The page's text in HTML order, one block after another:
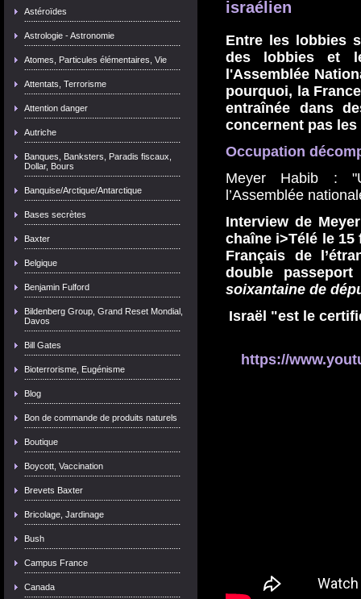
Astéroïdes
Astrologie - Astronomie
Atomes, Particules élémentaires, Vie
Attentats, Terrorisme
Attention danger
Autriche
Banques, Banksters, Paradis fiscaux,
Dollar, Bours
Banquise/Arctique/Antarctique
Bases secrètes
Baxter
Belgique
Benjamin Fulford
Bildenberg Group, Grand Reset Mondial,
Davos
Bill Gates
Bioterrorisme, Eugénisme
Blog
Bon de commande de produits naturels
Boutique
Boycott, Vaccination
Brevets Baxter
Bricolage, Jardinage
Bush
Campus France
Canada
israélien
Entre les lobbies
des lobbies et
l'Assemblée
pourquoi, la
entraînée dans
concernent pas
Occupation
Meyer Habib :
l’Assemblée
Interview de
chaîne i>Télé le 15
Français de
double
soixantaine de
Israël "est le
https://